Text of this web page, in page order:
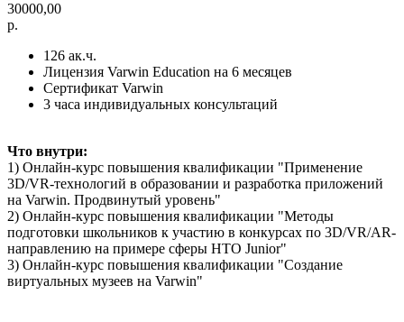
30000,00
р.
126 ак.ч.
Лицензия Varwin Education на 6 месяцев
Сертификат Varwin
3 часа индивидуальных консультаций
Что внутри:
1) Онлайн-курс повышения квалификации "Применение
3D/VR-технологий в образовании и разработка приложений
на Varwin. Продвинутый уровень"
2) Онлайн-курс повышения квалификации "Методы
подготовки школьников к участию в конкурсах по 3D/VR/AR-
направлению на примере сферы НТО Junior"
3) Онлайн-курс повышения квалификации "Создание
виртуальных музеев на Varwin"